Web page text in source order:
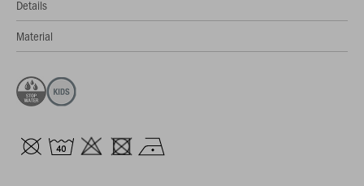
Details
Material